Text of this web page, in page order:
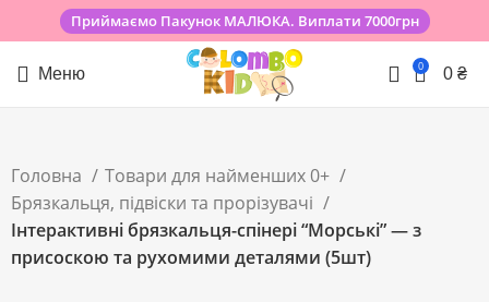
Приймаємо Пакунок МАЛЮКА. Виплати 7000грн
Меню 0 0 ₴
Головна
Товари для найменших 0+
Брязкальця, підвіски та прорізувачі
Інтерактивні брязкальця-спінері “Морські” — з
присоскою та рухомими деталями (5шт)